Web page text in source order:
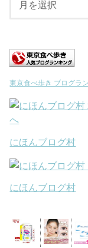
東京食べ歩き ブログラ
にほんブログ村
にほんブログ村